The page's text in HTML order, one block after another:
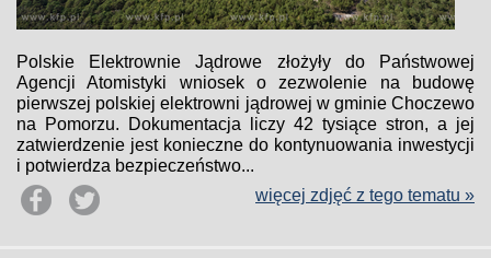
Polskie Elektrownie Jądrowe złożyły do Państwowej
Agencji Atomistyki wniosek o zezwolenie na budowę
pierwszej polskiej elektrowni jądrowej w gminie Choczewo
na Pomorzu. Dokumentacja liczy 42 tysiące stron, a jej
zatwierdzenie jest konieczne do kontynuowania inwestycji
i potwierdza bezpieczeństwo...
więcej zdjęć z tego tematu »